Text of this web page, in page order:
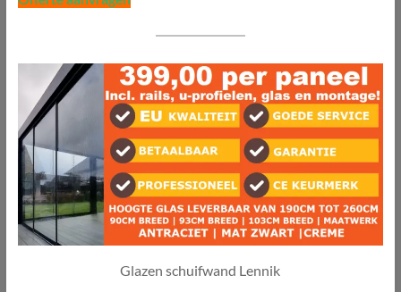
Glazen schuifwand Lennik